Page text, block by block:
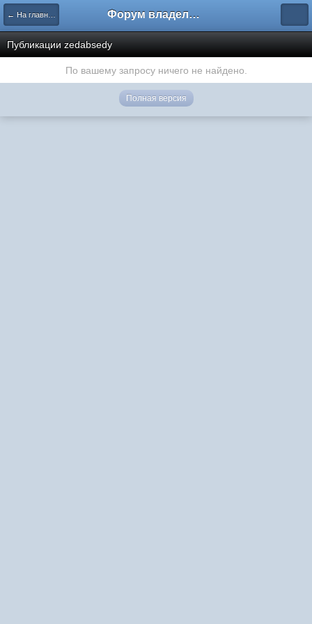
← На главную Форум владельцев интернет-магазинов
Публикации zedabsedy
По вашему запросу ничего не найдено.
Полная версия